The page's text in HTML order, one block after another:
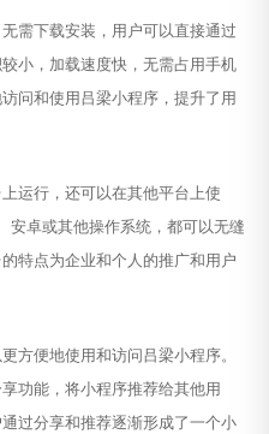
需下载安装，用户可以直接通过
小，加载速度快，无需占用手机
问和使用吕梁小程序，提升了用
运行，还可以在其他平台上使
安卓或其他操作系统，都可以无缝
特点为企业和个人的推广和用户
方便地使用和访问吕梁小程序。
功能，将小程序推荐给其他用
过分享和推荐逐渐形成了一个小